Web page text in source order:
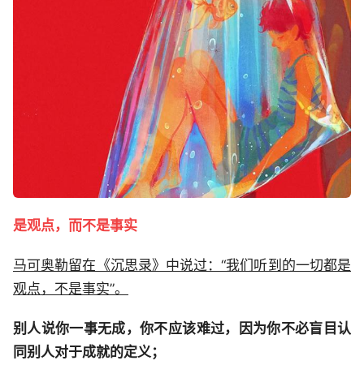
是观点，而不是事实
马可奥勒留在《沉思录》中说过：“我们听到的一切都是
观点，不是事实”。
别人说你一事无成，你不应该难过，因为你不必盲目认
同别人对于成就的定义；